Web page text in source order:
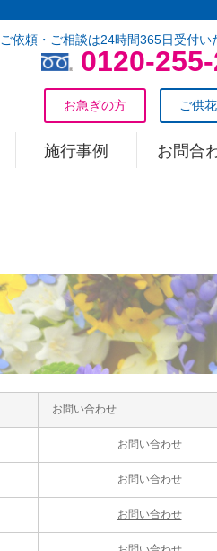
ご依頼・ご相談は24時間365日受付い
0120-
ご供
お急ぎの方
施行事例 お問合
お問い合わせ
お問い合わせ
お問い合わせ
お問い合わせ